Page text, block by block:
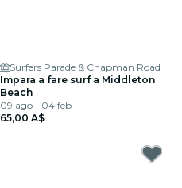
Surfers Parade & Chapman Road
Impara a fare surf a Middleton
Beach
09 ago - 04 feb
65,00 A$